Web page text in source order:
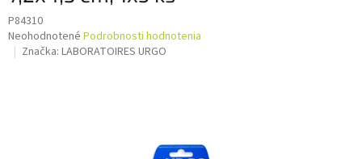
P84310
Priemerné
hodnotenie
Neohodnotené Podrobnosti hodnotenia
Značka: LABORATOIRES URGO